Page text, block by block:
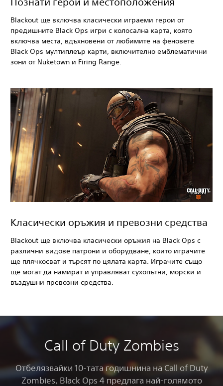
Blackout ще включва класически играеми герои от
предишните Black Ops игри с колосална карта, която
включва места, вдъхновени от любимите на феновете
Black Ops мултиплеър карти, включително емблематични
зони от Nuketown и Firing Range.
Класически оръжия и превозни средства
Blackout ще включва класически оръжия на Black Ops с
различни видове патрони и оборудване, които играчите
ще плячкосват и търсят по цялата карта. Играчите също
ще могат да намират и управляват сухопътни, морски и
въздушни превозни средства.
Call of Duty Zombies
Отбелязвайки 10-тата годишнина на Call of Duty
Zombies, Black Ops 4 предлага най-голямото